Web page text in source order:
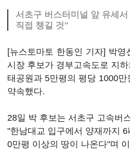
서초구 버스터미널 앞 유세
직접 챙길 것"
[뉴스토마토 한동인 기자] 박영
시장 후보가 경부고속도로 지
태공원과 5만평의 평당 1000
약속했다.
28일 박 후보는 서초구 고속버
"한남대교 입구에서 양재까지
0만평 이상의 땅이 나온다"며